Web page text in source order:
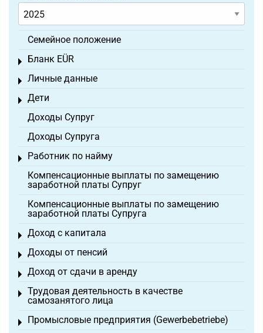
Семейное положение
Бланк EÜR
Toggle menu
Личные данные
Toggle menu
Дети
Toggle menu
Доходы Супруг
Доходы Супруга
Работник по найму
Toggle menu
Компенсационные выплаты по замещению
заработной платы Супруг
Компенсационные выплаты по замещению
заработной платы Супруга
Доход с капитала
Toggle menu
Доходы от пенсий
Toggle menu
Доход от сдачи в аренду
Toggle menu
Трудовая деятельность в качестве
самозанятого лица
Toggle menu
Промысловые предприятия (Gewerbebetriebe)
Toggle menu